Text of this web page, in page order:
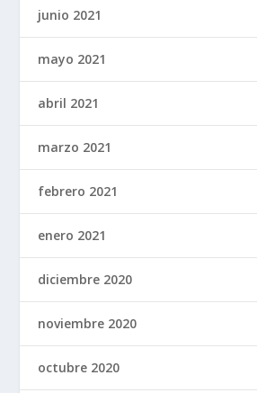
junio 2021
mayo 2021
abril 2021
marzo 2021
febrero 2021
enero 2021
diciembre 2020
noviembre 2020
octubre 2020